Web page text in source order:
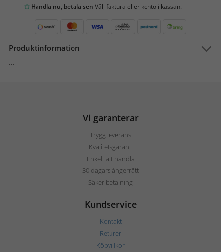
Handla nu, betala sen Välj faktura eller konto i kassan.
Produktinformation
...
Vi garanterar
Trygg leverans
Kvalitetsgaranti
Enkelt att handla
30 dagars ångerrätt
Säker betalning
Kundservice
Kontakt
Returer
Köpvillkor